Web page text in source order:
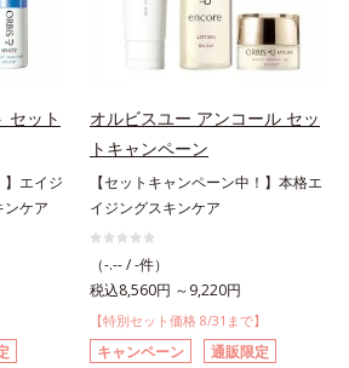
セット
】エイジ
ンケア
オルビスユー アンコール セッ
トキャンペーン
【セットキャンペーン中！】本格エ
イジングスキンケア
（-.-- / -件）
税込8,560円 ～9,220円
【特別セット価格 8/31まで】
キャンペーン 通販限定